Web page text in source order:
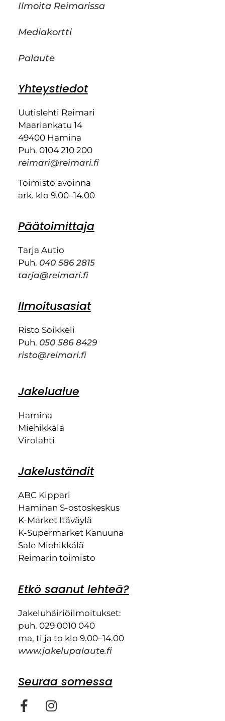
Ilmoita Reimarissa
Mediakortti
Palaute
Yhteystiedot
Uutislehti Reimari
Maariankatu 14
49400 Hamina
Puh. 0104 210 200
reimari@reimari.fi
Toimisto avoinna
ark. klo 9.00–14.00
Päätoimittaja
Tarja Autio
Puh. 040 586 2815
tarja@reimari.fi
Ilmoitusasiat
Risto Soikkeli
Puh. 050 586 8429
risto@reimari.fi
Jakelualue
Hamina
Miehikkälä
Virolahti
Jakeluständit
ABC Kippari
Haminan S-ostoskeskus
K-Market Itäväylä
K-Supermarket Kanuuna
Sale Miehikkälä
Reimarin toimisto
Etkö saanut lehteä?
Jakeluhäiriöilmoitukset:
puh. 029 0010 040
ma, ti ja to klo 9.00–14.00
www.jakelupalaute.fi
Seuraa somessa